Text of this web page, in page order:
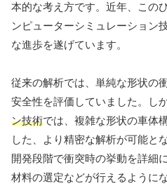
本的な考え方です。近年、この
ンピューターシミュレーション
な進歩を遂げています。
従来の解析では、単純な形状の
安全性を評価していました。しか
ン技術では、複雑な形状の車体
した、より精密な解析が可能と
開発段階で衝突時の挙動を詳細
材料の選定などが行えるように